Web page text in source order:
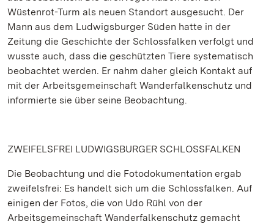
Wüstenrot-Turm als neuen Standort ausgesucht. Der
Mann aus dem Ludwigsburger Süden hatte in der
Zeitung die Geschichte der Schlossfalken verfolgt und
wusste auch, dass die geschützten Tiere systematisch
beobachtet werden. Er nahm daher gleich Kontakt auf
mit der Arbeitsgemeinschaft Wanderfalkenschutz und
informierte sie über seine Beobachtung.
ZWEIFELSFREI LUDWIGSBURGER SCHLOSSFALKEN
Die Beobachtung und die Fotodokumentation ergab
zweifelsfrei: Es handelt sich um die Schlossfalken. Auf
einigen der Fotos, die von Udo Rühl von der
Arbeitsgemeinschaft Wanderfalkenschutz gemacht